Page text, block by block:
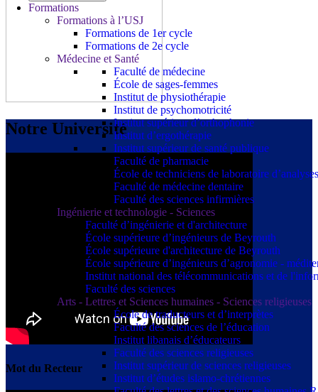
Formations
Formations à l’USJ
Formations de 1er cycle
Formations de 2e cycle
Médecine et Santé
Faculté de médecine
École de sages-femmes
Institut de physiothérapie
Institut de psychomotricité
Institut supérieur d’orthophonie
Institut d’ergothérapie
Institut supérieur de santé publique
Faculté de pharmacie
École de techniciens de laboratoire
Faculté de médecine dentaire
Faculté des sciences infirmières
Ingénierie et technologie - Sciences
Faculté d’ingénierie et d'architecture
École supérieure d’ingénieurs de Beyrouth
École supérieure d'architecture de Beyrouth
École supérieure d’ingénieurs d’agronomie -
Institut national des télécommunications et de
Faculté des sciences
Arts - Lettres et Sciences humaines - Sciences religieuses
École de traducteurs et d’interprètes
Faculté des sciences de l’éducation
Institut libanais d’éducateurs
Faculté des sciences religieuses
Institut supérieur de sciences religieuses
Institut d’études islamo-chrétiennes
Notre Université
Mot du Recteur